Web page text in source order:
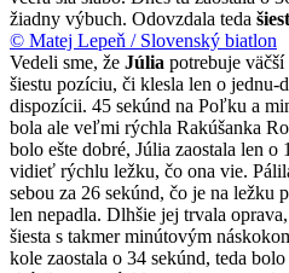
žiadny výbuch. Odovzdala teda
© Matej Lepeň / Slovenský biatlon
Vedeli sme, že Júlia potrebuje
šiestu pozíciu, či klesla len o jednu-
dispozícii. 45 sekúnd na Poľku a
bola ale veľmi rýchla Rakúšanka
bolo ešte dobré, Júlia zaostala len o
vidieť rýchlu ležku, čo ona vie.
sebou za 26 sekúnd, čo je na ležku
len nepadla. Dlhšie jej trvala
šiesta s takmer minútovým
kole zaostala o 34 sekúnd, teda